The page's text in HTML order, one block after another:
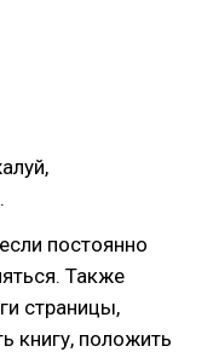
постоянно
Также
страницы,
книгу, положить